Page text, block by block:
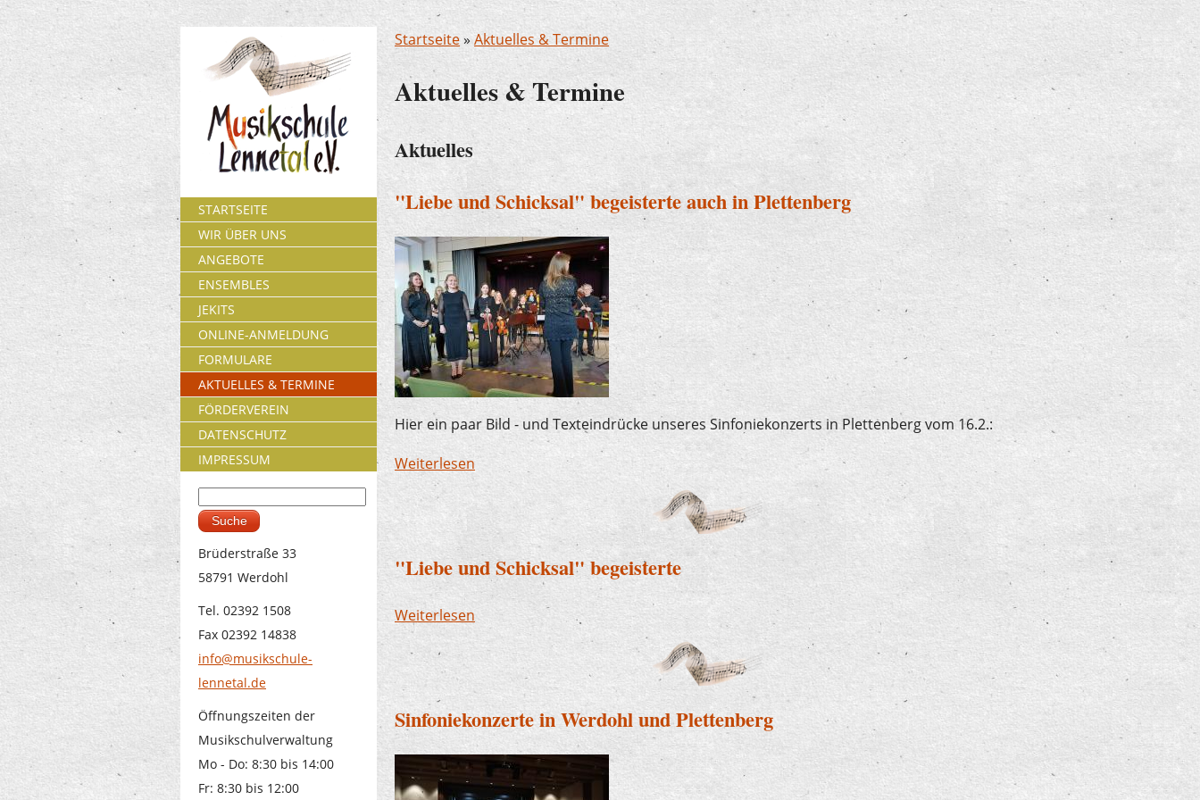
Startseite»Aktuelles & Termine
Aktuelles & Termine
Aktuelles
"Liebe und Schicksal" begeisterte auch in Plettenberg
Hier ein paar Bild - und Texteindrücke unseres Sinfoniekonzerts in Plettenberg vom 16.2.:
Weiterlesen über "Liebe und Schicksal" begeisterte auch in Plettenberg
"Liebe und Schicksal" begeisterte
Weiterlesen über "Liebe und Schicksal" begeisterte
Sinfoniekonzerte in Werdohl und Plettenberg
STARTSEITE
WIR ÜBER UNS
ANGEBOTE
ENSEMBLES
JEKITS
ONLINE-ANMELDUNG
FORMULARE
AKTUELLES & TERMINE
FÖRDERVEREIN
DATENSCHUTZ
IMPRESSUM
Suchformular
Brüderstraße 33
58791 Werdohl
Tel. 02392 1508
Fax 02392 14838
info@musikschule-
lennetal.de
Öffnungszeiten der
Musikschulverwaltung
Mo - Do: 8:30 bis 14:00
Fr: 8:30 bis 12:00